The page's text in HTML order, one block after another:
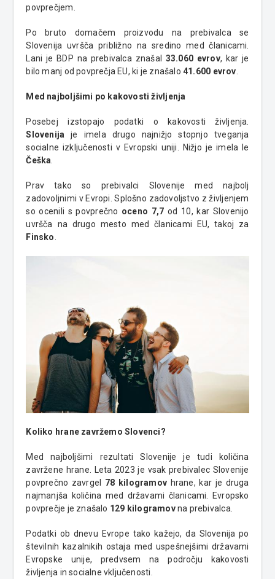
povprečjem.
Po bruto domačem proizvodu na prebivalca se
Slovenija uvršča približno na sredino med članicami.
Lani je BDP na prebivalca znašal 33.060 evrov, kar je
bilo manj od povprečja EU, ki je znašalo41.600 evrov
Med najboljšimi po kakovosti življenja
Posebej izstopajo podatki o kakovosti življenja.
Slovenija je imela drugo najnižjo stopnjo tveganja
socialne izključenosti v Evropski uniji. Nižjo je imela le
Češka
Prav tako so prebivalci Slovenije med najbolj
zadovoljnimi v Evropi. Splošno zadovoljstvo z življenjem
so ocenili s povprečno oceno 7,7 od 10, kar Slovenijo
uvršča na drugo mesto med članicami EU, takoj za
Finsko
Koliko hrane zavržemo Slovenci?
Med najboljšimi rezultati Slovenije je tudi količina
zavržene hrane. Leta 2023 je vsak prebivalec Slovenije
povprečno zavrgel 78 kilogramov hrane, kar je druga
najmanjša količina med državami članicami. Evropsko
povprečje je znašalo 129 kilogramovna prebivalca.
Podatki ob dnevu Evrope tako kažejo, da Slovenija po
številnih kazalnikih ostaja med uspešnejšimi državami
Evropske unije, predvsem na področju kakovosti
življenja in socialne vključenosti.